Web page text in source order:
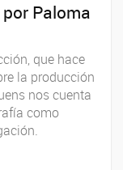
Paloma
que hace
la producción
nos cuenta
como